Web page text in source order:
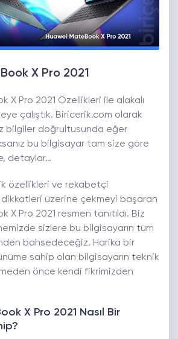
X Pro 2021
X Pro 2021 Özellikleri ile alakalı
çalıştık. Biricerik.com olarak
bilgiler doğrultusunda eğer
bu bilgisayar tam size göre
detaylar…
özellikleri ve rekabetçi
dikkatleri üzerine çekmeyi başaran
X Pro 2021 resmen tanıtıldı. Biz
sizlere bu bilgisayarın tüm
bahsedeceğiz. Harika bir
sahip olan bilgisayarın teknik
önce kendi fikrimizden
X Pro 2021 Nasıl Bir